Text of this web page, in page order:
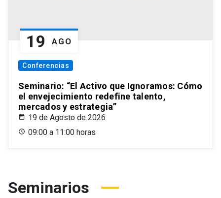
19 AGO
Conferencias
Seminario: “El Activo que Ignoramos: Cómo
el envejecimiento redefine talento,
mercados y estrategia”
19 de Agosto de 2026
09:00 a 11:00 horas
Seminarios